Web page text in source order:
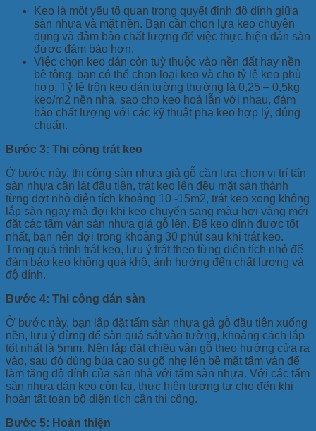
Keo là một yếu tố quan trọng quyết định độ dính giữa
sàn nhựa và mặt nền. Bạn cần chọn lựa keo chuyên
dụng và đảm bảo chất lượng để việc thực hiện dán sàn
được đảm bảo hơn.
Việc chọn keo dán còn tuỳ thuộc vào nền đất hay nền
bê tông, bạn có thể chọn loại keo và cho tỷ lệ keo phù
hợp. Tỷ lệ trộn keo dán tường thường là 0,25 – 0,5kg
keo/m2 nền nhà, sao cho keo hoà lẫn với nhau, đảm
bảo chất lượng với các kỹ thuật pha keo hợp lý, đúng
chuẩn.
Bước 3: Thi công trát keo
Ở bước này, thi công sàn nhựa giả gỗ cần lựa chọn vị trí tấn
sàn nhựa cần lát đầu tiên, trát keo lên đều mặt sàn thành
từng đợt nhỏ diện tích khoảng 10 -15m2, trát keo xong không
lắp sàn ngay mà đợi khi keo chuyển sang màu hơi vàng mới
đặt các tấm ván sàn nhựa giả gỗ lên. Để keo dính được tốt
nhất, bạn nên đợi trong khoảng 30 phút sau khi trát keo.
Trong quá trình trát keo, lưu ý trát theo từng diện tích nhỏ để
đảm bảo keo không quá khô, ảnh hưởng đến chất lượng và
độ dính.
Bước 4: Thi công dán sàn
Ở bước này, bạn lắp đặt tấm sàn nhựa gả gỗ đầu tiên xuống
nền, lưu ý đừng để sàn quá sát vào tường, khoảng cách lắp
tốt nhất là 5mm. Nên lắp đặt chiều vân gỗ theo hướng cửa ra
vào, sau đó dùng búa cao su gõ nhẹ lên bề mặt tấm ván để
làm tăng độ dính của sàn nhà với tấm sàn nhựa. Với các tấm
sàn nhựa dán keo còn lại, thực hiện tương tự cho đến khi
hoàn tất toàn bộ diện tích cần thi công.
Bước 5: Hoàn thiện